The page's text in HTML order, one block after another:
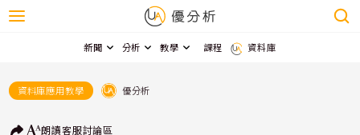
新聞 分析 教學 課程 資料庫
資料庫應用教學 優分析
朗讀客服討論區